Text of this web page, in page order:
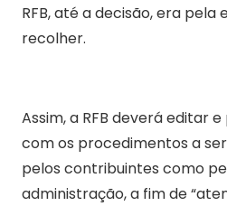
RFB, até a decisão, era pela
recolher.
Assim, a RFB deverá editar
com os procedimentos a
pelos contribuintes como
administração, a fim de